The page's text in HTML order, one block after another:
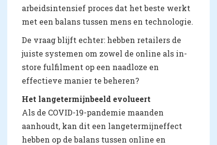
arbeidsintensief proces dat het beste werkt
met een balans tussen mens en technologie.
De vraag blijft echter: hebben retailers de
juiste systemen om zowel de online als in-
store fulfilment op een naadloze en
effectieve manier te beheren?
Het langetermijnbeeld evolueert
Als de COVID-19-pandemie maanden
aanhoudt, kan dit een langetermijneffect
hebben op de balans tussen online en